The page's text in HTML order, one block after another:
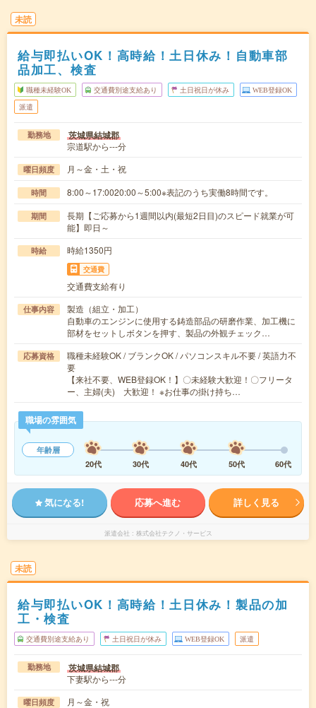
未読
給与即払いOK！高時給！土日休み！自動車部
品加工、検査
職種未経験OK 交通費別途支給あり 土日祝日が休み WEB登録OK
派遣
勤務地 茨城県結城郡
宗道駅から---分
曜日頻度 月～金・土・祝
時間 8:00～17:0020:00～5:00※表記のうち実働8時間です。
期間
長期【ご応募から1週間以内(最短2日目)のスピード就業が可
能】即日～
時給 時給1350円
交通費
交通費支給有り
仕事内容
製造（組立・加工）
自動車のエンジンに使用する鋳造部品の研磨作業、加工機に
部材をセットしボタンを押す、製品の外観チェック…
応募資格
職種未経験OK / ブランクOK / パソコンスキル不要 / 英語力不
要
【来社不要、WEB登録OK！】〇未経験大歓迎！〇フリータ
ー、主婦(夫) 大歓迎！ ※お仕事の掛け持ち…
職場の雰囲気
年齢層
20代
30代 40代 50代 60代
気になる! 応募へ進む 詳しく見る
派遣会社 株式会社テクノ・サービス
未読
給与即払いOK！高時給！土日休み！製品の加
工・検査
交通費別途支給あり 土日祝日が休み WEB登録OK 派遣
勤務地 茨城県結城郡
下妻駅から---分
曜日頻度 月～金・祝